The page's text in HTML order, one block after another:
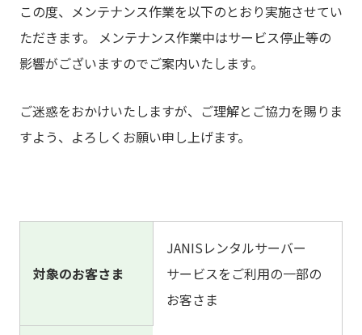
この度、メンテナンス作業を以下のとおり実施させてい
ただきます。 メンテナンス作業中はサービス停止等の
影響がございますのでご案内いたします。
ご迷惑をおかけいたしますが、ご理解とご協力を賜りま
すよう、よろしくお願い申し上げます。
対象のお客さま
JANISレンタルサーバー
サービスをご利用の一部の
お客さま